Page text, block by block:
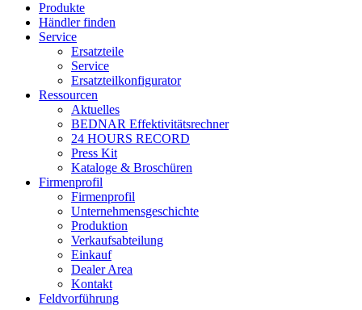
Produkte
Händler finden
Service
Ersatzteile
Service
Ersatzteilkonfigurator
Ressourcen
Aktuelles
BEDNAR Effektivitätsrechner
24 HOURS RECORD
Press Kit
Kataloge & Broschüren
Firmenprofil
Firmenprofil
Unternehmensgeschichte
Produktion
Verkaufsabteilung
Einkauf
Dealer Area
Kontakt
Feldvorführung